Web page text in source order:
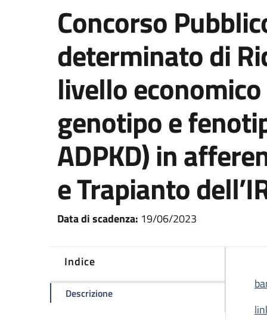
Concorso
determinato di
livello
genotipo e
ADPKD) in
e Trapianto
Data di scadenza: 19/06/2023
Indice
Descrizionedella pagina Concorso Pubblico a n.